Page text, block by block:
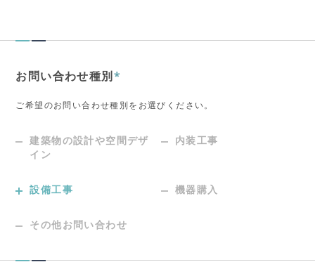
お問い合わせ種別*
ご希望のお問い合わせ種別をお選びください。
建築物の設計や空間デザ
イン
内装工事
設備工事 機器購入
その他お問い合わせ